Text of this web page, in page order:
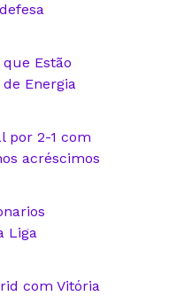
Estão
Energia
por 2-1 com
acréscimos
Liga
com Vitória